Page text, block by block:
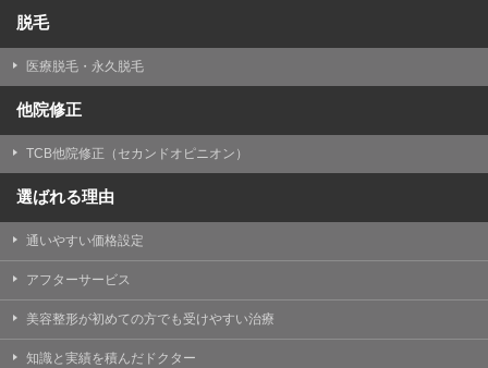
脱毛
医療脱毛・永久脱毛
他院修正
TCB他院修正（セカンドオピニオン）
選ばれる理由
通いやすい価格設定
アフターサービス
美容整形が初めての方でも受けやすい治療
知識と実績を積んだドクター